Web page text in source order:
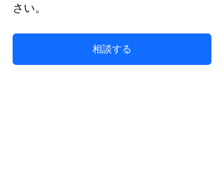
さい。
相談する